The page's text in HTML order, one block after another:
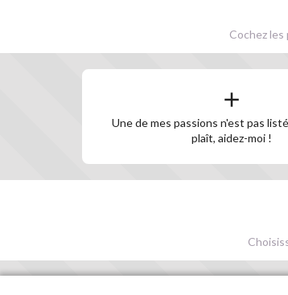
Cochez
Une de mes passions n'est pas
plaît, aidez-moi !